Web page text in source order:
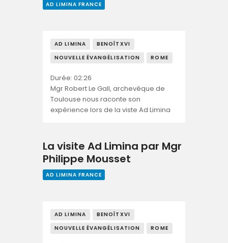
AD LIMINA FRANCE
AD LIMINA
BENOÎTXVI
NOUVELLE ÉVANGÉLISATION
ROME
Durée: 02:26
Mgr Robert Le Gall, archevêque de
Toulouse nous raconte son
expérience lors de la viste Ad Limina
La visite Ad Limina par Mgr
Philippe Mousset
AD LIMINA FRANCE
AD LIMINA
BENOÎTXVI
NOUVELLE ÉVANGÉLISATION
ROME